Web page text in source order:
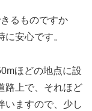
るものですか
安心です。
ほどの地点に設
路上で、それほど
いますので、少し